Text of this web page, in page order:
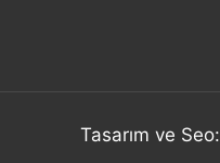
Tasarım ve Seo: